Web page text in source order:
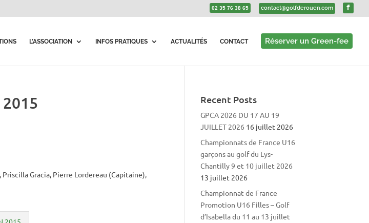
02 35 76 38 65 contact@golfderouen.com
L’ASSOCIATION INFOS PRATIQUES ACTUALITÉS CONTACT Réserver un Green-fee
Gracia, Pierre Lordereau (Capitaine),
Recent Posts
GPCA 2026 DU 17 AU 19
JUILLET 2026 16 juillet 2026
Championnats de France U16
garçons au golf du Lys-
Chantilly 9 et 10 juillet 2026
13 juillet 2026
Championnat de France
Promotion U16 Filles – Golf
d’Isabella du 11 au 13 juillet